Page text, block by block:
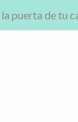
puerta de tu